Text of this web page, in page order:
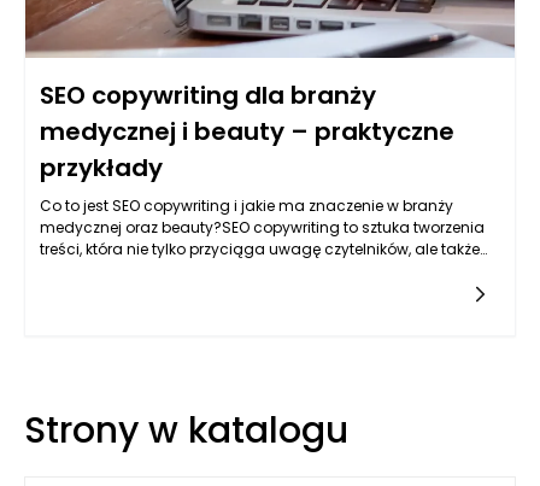
SEO copywriting dla branży
medycznej i beauty – praktyczne
przykłady
Co to jest SEO copywriting i jakie ma znaczenie w branży
medycznej oraz beauty?SEO copywriting to sztuka tworzenia
treści, która nie tylko przyciąga uwagę czytelników, ale także
Strony w katalogu